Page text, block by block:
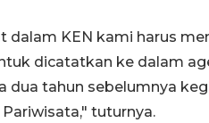
dalam KEN kami harus
dicatatkan ke dalam
dua tahun sebelumnya
tuturnya.